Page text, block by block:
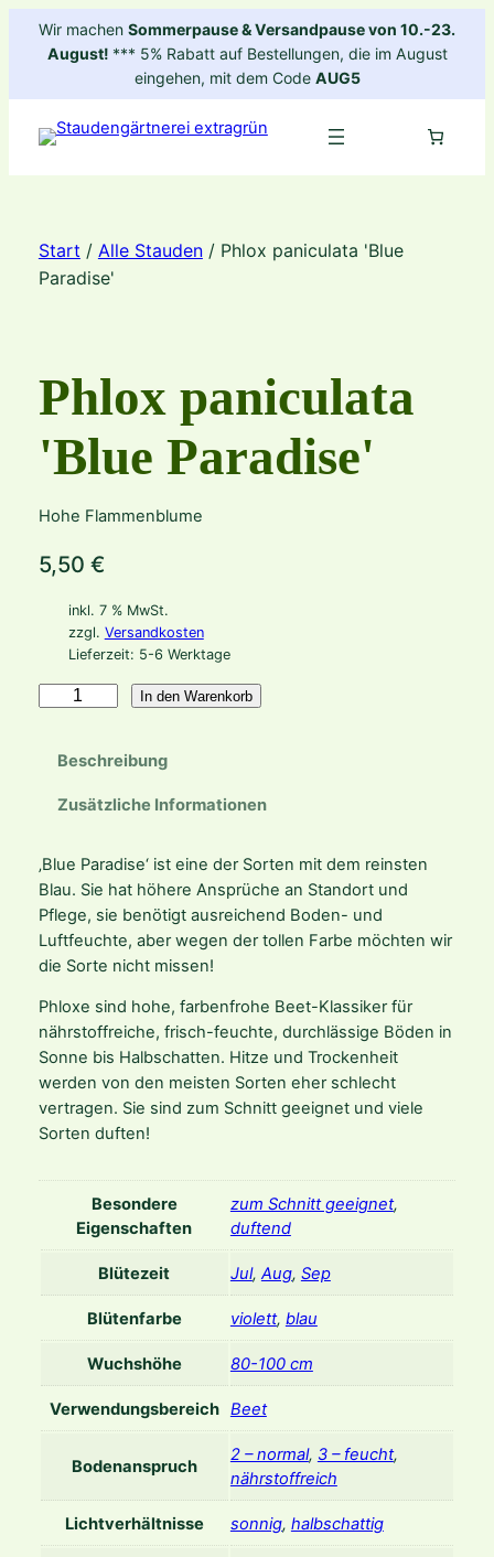
ZumWir machen Sommerpause & Versandpause von 10.-23.
August! *** 5% Rabatt auf Bestellungen, die im August
eingehen, mit dem Code AUG5
Start / Alle Stauden/ Phlox paniculata 'Blue
Paradise'
Phlox paniculata
'Blue Paradise'
Hohe Flammenblume
5,50 €
inkl. 7 % MwSt.
zzgl. Versandkosten
Lieferzeit: 5-6 Werktage
n
i
c
u
l
a
t
a
'
B
l
e
r
M
g
In den Warenkorb
Beschreibung
Zusätzliche Informationen
‚Blue Paradise‘ ist eine der Sorten mit dem reinsten
Blau. Sie hat höhere Ansprüche an Standort und
Pflege, sie benötigt ausreichend Boden- und
Luftfeuchte, aber wegen der tollen Farbe möchten wir
die Sorte nicht missen!
Phloxe sind hohe, farbenfrohe Beet-Klassiker für
nährstoffreiche, frisch-feuchte, durchlässige Böden in
Sonne bis Halbschatten. Hitze und Trockenheit
werden von den meisten Sorten eher schlecht
vertragen. Sie sind zum Schnitt geeignet und viele
Sorten duften!
Besondere
Eigenschaften
zum Schnitt geeignet,
duftend
Blütezeit Jul, Aug, Sep
Blütenfarbe violett, blau
Wuchshöhe 80-100 cm
Verwendungsbereich Beet
Bodenanspruch
2 – normal, 3 – feucht,
nährstoffreich
Lichtverhältnisse sonnig, halbschattig